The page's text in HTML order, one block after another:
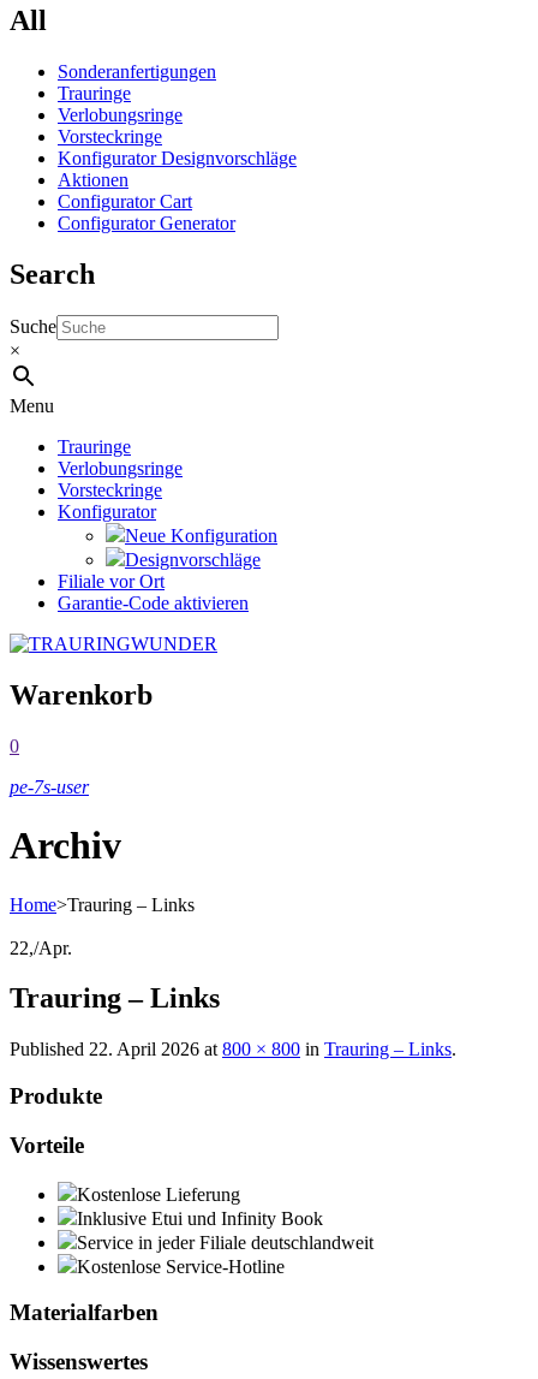
All
Sonderanfertigungen
Trauringe
Verlobungsringe
Vorsteckringe
Konfigurator Designvorschläge
Aktionen
Configurator Cart
Configurator Generator
Search
Suche
×
Menu
Trauringe
Verlobungsringe
Vorsteckringe
Konfigurator
Neue Konfiguration
Designvorschläge
Filiale vor Ort
Garantie-Code aktivieren
Warenkorb
0
pe-7s-user
Archiv
Home>Trauring – Links
22,/Apr.
Trauring – Links
Published 22. April 2026 at 800 × 800 in Trauring – Links.
Produkte
Vorteile
Kostenlose Lieferung
Inklusive Etui und Infinity Book
Service in jeder Filiale deutschlandweit
Kostenlose Service-Hotline
Materialfarben
Wissenswertes